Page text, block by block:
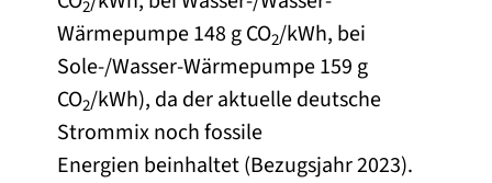
2
Wärmepumpe 148 g CO2/kWh, bei
Sole-/Wasser-Wärmepumpe 159 g
CO2/kWh), da der aktuelle deutsche
Strommix noch fossile
Energien beinhaltet (Bezugsjahr 2023).